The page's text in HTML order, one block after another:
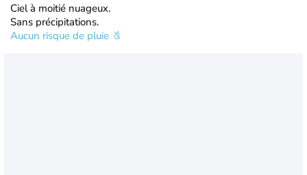
Ciel à moitié nuageux.
Sans précipitations.
Aucun risque de pluie